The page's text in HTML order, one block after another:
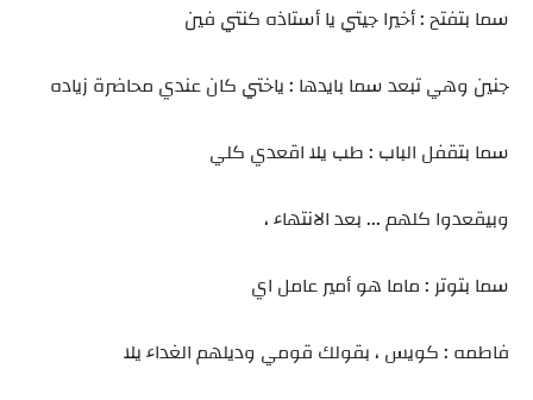
سما بتفتح : أخيرا جيتي يا أستاذه كنتي فين
جنين وهي تبعد سما بايدها : ياختي كان عندي محاضرة زياده
سما بتقفل الباب : طب يلا اقعدي كلي
وبيقعدوا كلهم ... بعد الانتهاء ،
سما بتوتر : ماما هو أمير عامل اي
فاطمه : كويس ، بقولك قومي وديلهم الغداء يلا